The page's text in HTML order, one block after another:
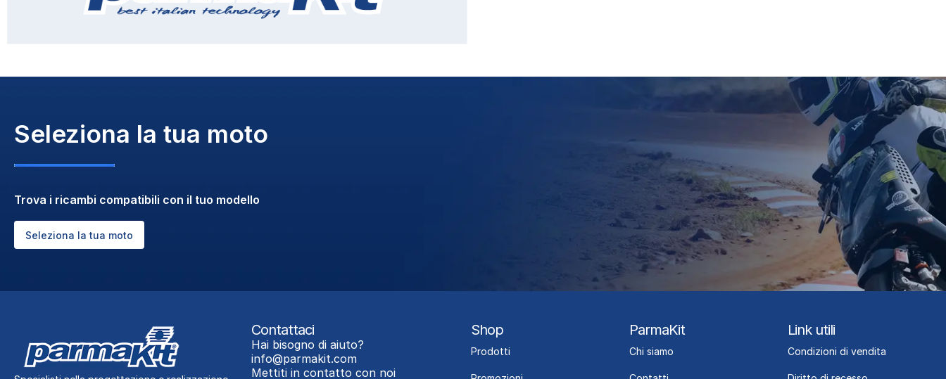
Seleziona la tua moto
Trova i ricambi compatibili con il tuo modello
Seleziona la tua moto
Contattaci
Hai bisogno di aiuto?
info@parmakit.com
Mettiti in contatto con noi
Shop
Prodotti
ParmaKit
Chi siamo
Link utili
Condizioni di vendita